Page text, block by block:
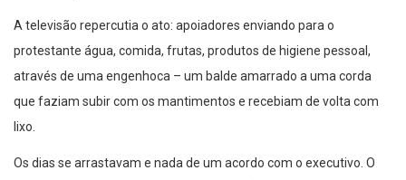
A televisão repercutia o ato: apoiadores enviando para o
protestante água, comida, frutas, produtos de higiene pessoal,
através de uma engenhoca – um balde amarrado a uma corda
que faziam subir com os mantimentos e recebiam de volta com
lixo.
Os dias se arrastavam e nada de um acordo com o executivo. O